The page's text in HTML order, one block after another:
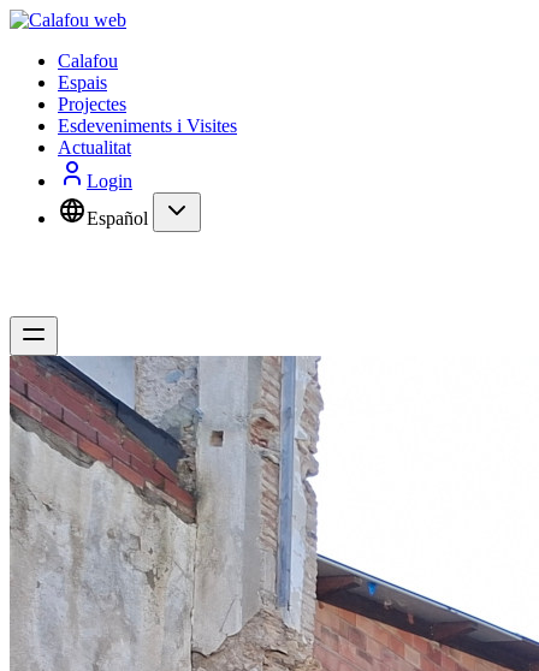
Calafou
Espais
Projectes
Esdeveniments i Visites
Actualitat
Login
Español